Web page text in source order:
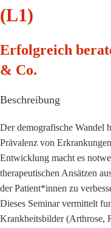
(L1)
Erfolgreich
& Co.
Beschreibung
Der demografische Wandel
Prävalenz von
Entwicklung macht es
therapeutischen Ansätzen
der Patient*innen zu
Dieses Seminar vermittelt
Krankheitsbilder (Arthrose,